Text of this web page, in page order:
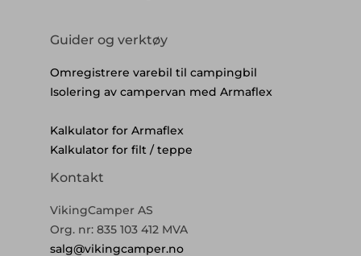
Guider og verktøy
Omregistrere varebil til campingbil
Isolering av campervan med Armaflex
Kalkulator for Armaflex
Kalkulator for filt / teppe
Kontakt
VikingCamper AS
Org. nr: 835 103 412 MVA
salg@vikingcamper.no